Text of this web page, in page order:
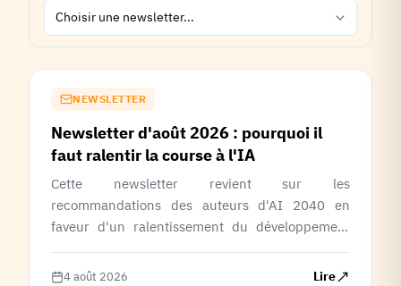
NEWSLETTER
Newsletter d'août 2026 : pourquoi il
faut ralentir la course à l'IA
Cette newsletter revient sur les
recommandations des auteurs d'AI 2040 en
faveur d'un ralentissement du développement
de l'IA, la déclaration de 1 300 employés des
principaux laboratoires appelant à créer les
4 août 2026 Lire